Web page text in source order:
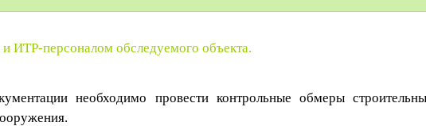
ИТР-персоналом обследуемого объекта.
необходимо провести контрольные обмеры